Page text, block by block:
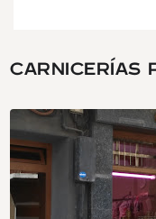
CARNICERÍAS